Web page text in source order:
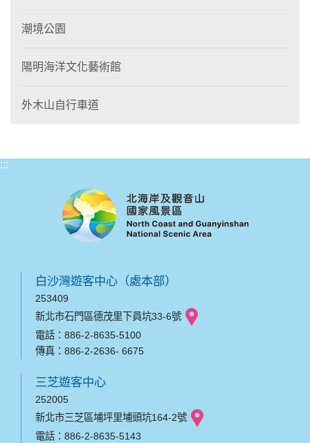
潮境公園
陽明海洋文化藝術館
外木山自行車道
:::
白沙灣遊客中心（處本部）
253409
新北市石門區德茂里下員坑33-6號
電話：886-2-8635-5100
傳真：886-2-2636- 6675
三芝遊客中心
252005
新北市三芝區埔坪里埔頭坑164-2號
電話：886-2-8635-5143